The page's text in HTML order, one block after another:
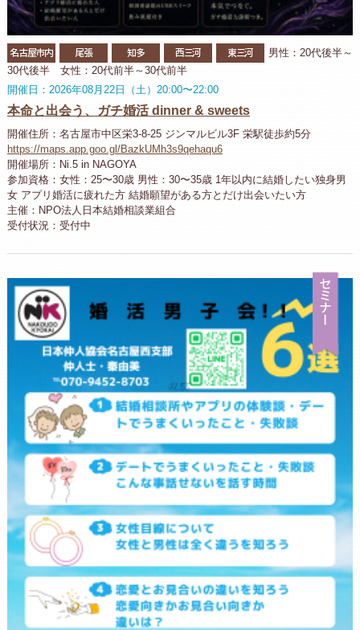
名古屋市内 尾張 知多 西三河 東三河
男性：20代後半～
30代後半 女性：20代前半～30代前半
開催日：2026年08月22日（土）20:00〜22:00
本命と出会う、ガチ婚活 dinner & sweets
開催住所：名古屋市中区栄3-8-25 ジンマルビル3F 栄駅徒歩約5分
https://maps.app.goo.gl/BazkUMh3s9qehaqu6
開催場所：Ni.5 in NAGOYA
参加資格：女性：25〜30歳 男性：30〜35歳 1年以内に結婚したい独身男
女 アプリ婚活に疲れた方 結婚願望がある方とだけ出会いたい方
主催：NPO法人日本結婚相談業組合
受付状況：受付中
セ